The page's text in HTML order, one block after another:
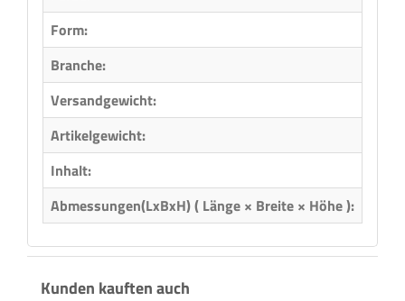
Form:
Branche:
Versandgewicht:
Artikelgewicht:
Inhalt:
Abmessungen(LxBxH) ( Länge × Breite × Höhe ):
Kunden kauften auch